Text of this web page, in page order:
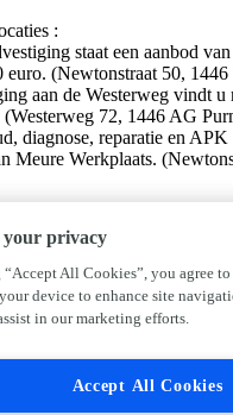
:
staat een aanbod
euro. (Newtonstraat 50,
aan de Westerweg vindt u
72, 1446 AG
diagnose, reparatie en
Meure Werkplaats.
Johan Meure
informatie van deze website
altijd even contact met ons
your privacy
All Cookies”, you agree
device to enhance site
in our marketing efforts.
Accept All Cookies